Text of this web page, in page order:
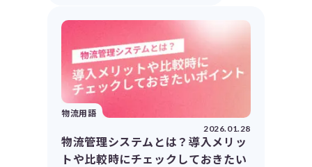
物流用語
2026.01.28
物流管理システムとは？導入メリッ
トや比較時にチェックしておきたい